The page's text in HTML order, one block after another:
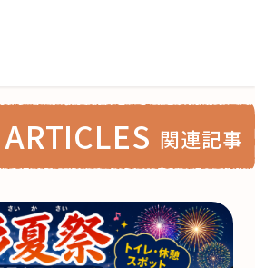
関連記事